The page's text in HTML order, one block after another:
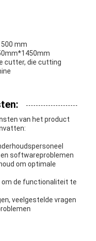
mm
cutter, die cutting
van het product
softwareproblemen
om optimale
de functionaliteit te
veelgestelde vragen